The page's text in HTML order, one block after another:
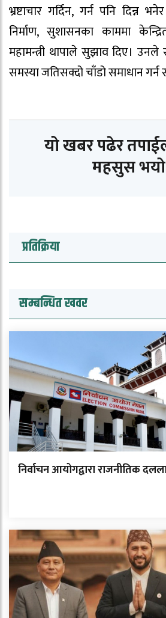
भ्रष्टाचार गर्दिन, गर्न पनि दिन्न
निर्माण, सुशासनका काममा
महामन्त्री थापाले सुझाव दिए।
समस्या जतिसक्दो चाँडो समाधान
यो खबर पढेर
महसुस
प्रतिक्रिया
सम्बन्धित खवर
निर्वाचन आयोगद्वारा राजनीतिक